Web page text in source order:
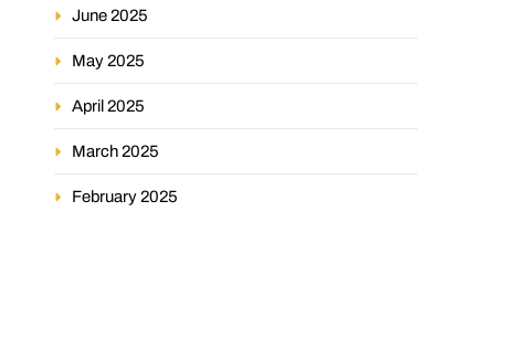
June 2025
May 2025
April 2025
March 2025
February 2025